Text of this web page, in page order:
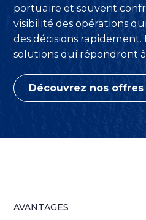
portuaire et souvent
visibilité des opérations
des décisions rapidement.
solutions qui répondront à
Découvrez nos offres
AVANTAGES